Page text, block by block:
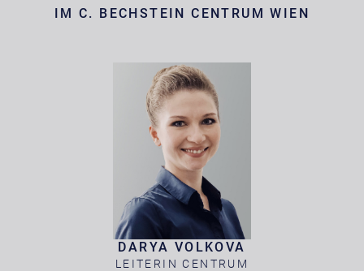
IM C. BECHSTEIN CENTRUM WIEN
DARYA VOLKOVA
LEITERIN CENTRUM